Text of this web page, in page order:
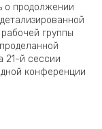
о продолжении
группы
21-й сессии
конференции